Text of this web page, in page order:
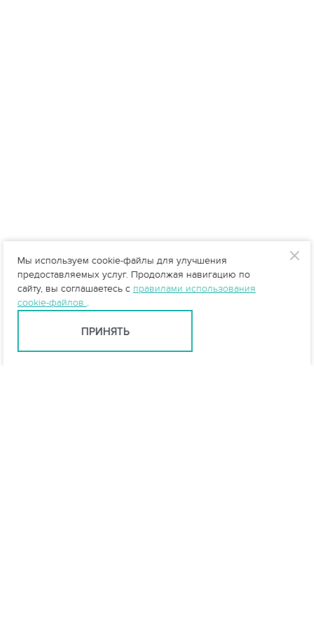
Мы используем cookie-файлы для улучшения
предоставляемых услуг. Продолжая навигацию по
сайту, вы соглашаетесь с правилами использования
cookie-файлов .
ПРИНЯТЬ